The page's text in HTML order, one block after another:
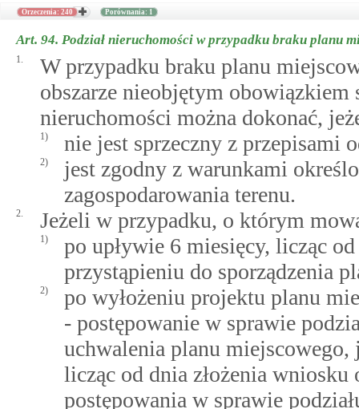
Orzeczenia: 240 Porównania: 1
Art. 94. Podział nieruchomości w przypadku braku planu
1.
W przypadku braku planu
obszarze nieobjętym obowiązkiem
nieruchomości można dokonać,
1) nie jest sprzeczny z przepisami
2)
jest zgodny z warunkami
zagospodarowania terenu.
2. Jeżeli w przypadku, o którym
1)
po upływie 6 miesięcy, licząc
przystąpieniu do sporządzenia
2)
po wyłożeniu projektu planu
- postępowanie w sprawie
uchwalenia planu miejscowego,
licząc od dnia złożenia wniosku
postępowania w sprawie